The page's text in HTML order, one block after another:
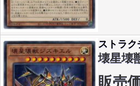
ストラ
壊星壊
販売